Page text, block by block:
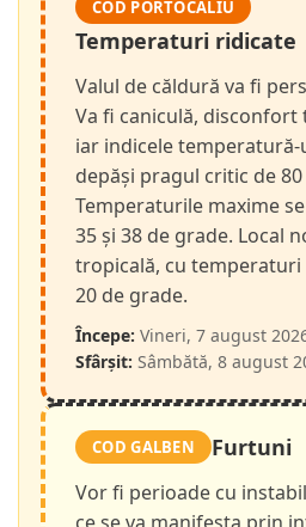
COD PORTOCALIU
Temperaturi ridicate
Valul de căldură va fi
Va fi caniculă, disconfort
iar indicele temperatură-
depăși pragul critic de
Temperaturile maxime
35 și 38 de grade. Local
tropicală, cu
20 de grade.
Începe: Vineri, 7 august
Sfârșit: Sâmbătă, 8 august
COD GALBEN Furtuni
Vor fi perioade cu